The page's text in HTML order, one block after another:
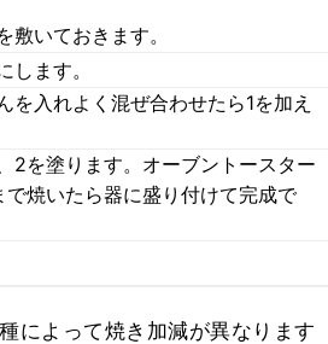
敷いておきます。
します。
を入れよく混ぜ合わせたら1を加え
2を塗ります。オーブントースター
焼いたら器に盛り付けて完成で
によって焼き加減が異なります